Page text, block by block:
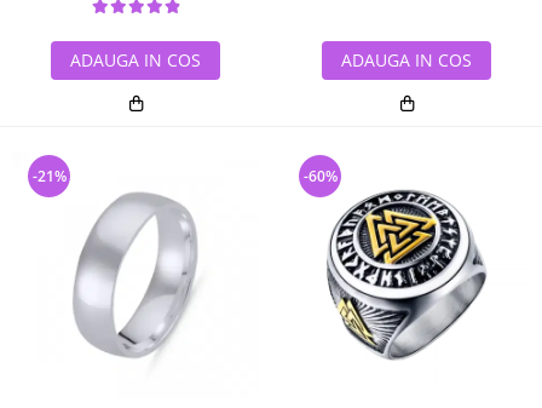
ADAUGA IN COS ADAUGA IN COS
-21% -60%